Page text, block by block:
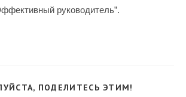
руководитель”.
ПОДЕЛИТЕСЬ ЭТИМ!